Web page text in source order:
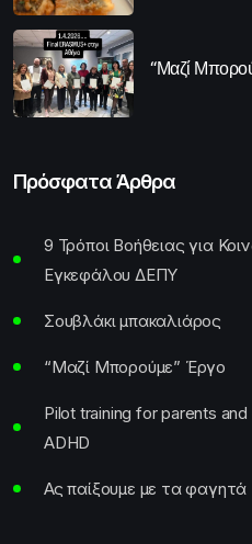
“Μαζί
Πρόσφατα Άρθρα
9 Τρόποι Βοήθειας για
Εγκεφάλου ΔΕΠΥ
Σουβλάκι μπακαλιάρος
“Μαζί Μπορούμε” Έργο
Pilot training for parents
ADHD
Ας παίξουμε με τα φαγητά